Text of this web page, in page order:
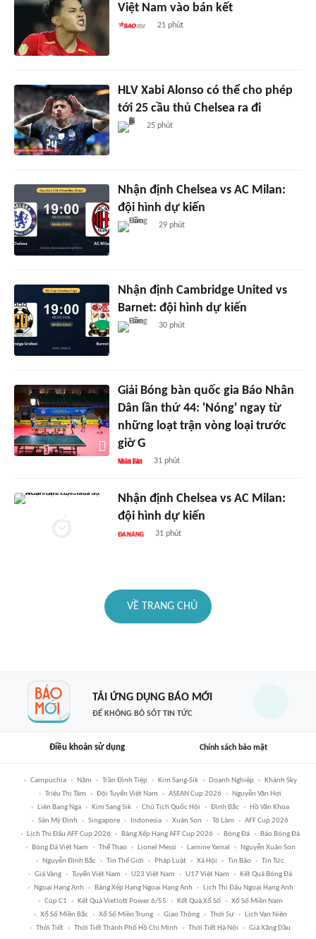
Việt Nam vào bán kết
21 phút
HLV Xabi Alonso có thể cho phép
tới 25 cầu thủ Chelsea ra đi
25 phút
Nhận định Chelsea vs AC Milan:
đội hình dự kiến
29 phút
Nhận định Cambridge United vs
Barnet: đội hình dự kiến
30 phút
Giải Bóng bàn quốc gia Báo Nhân
Dân lần thứ 44: 'Nóng' ngay từ
những loạt trận vòng loại trước
giờ G
31 phút
Nhận định Chelsea vs AC Milan:
đội hình dự kiến
31 phút
VỀ TRANG CHỦ
TẢI ỨNG DỤNG BÁO MỚI
ĐỂ KHÔNG BỎ SÓT TIN TỨC
Điều khoản sử dụng Chính sách bảo mật
Campuchia Năm Trần Đình Tiệp Kim Sang-Sik Doanh Nghiệp
Khánh Sky
Triệu Thị Tâm
Đội Tuyển Việt Nam ASEAN Cup 2026
Nguyễn Văn Hợi
Liên Bang Nga
Kim Sang Sik Chủ Tịch Quốc Hội Đình Bắc
Hồ Văn Khoa
Sân Mỹ Đình
Singapore Indonesia Xuân Son Tô Lâm
AFF Cup 2026
Lịch Thi Đấu AFF Cup 2026
Bảng Xếp Hạng AFF Cup 2026 Bóng Đá
Báo Bóng Đá
Bóng Đá Việt Nam
Thể Thao Lionel Messi Lamine Yamal
Nguyễn Xuân Son
Nguyễn Đình Bắc
Tin Thế Giới Pháp Luật Xã Hội Tin Bão
Tin Tức
Giá Vàng
Tuyển Việt Nam U23 Việt Nam U17 Việt Nam
Kết Quả Bóng Đá
Ngoại Hạng Anh
Bảng Xếp Hạng Ngoại Hạng Anh
Lịch Thi Đấu Ngoại Hạng Anh
Cúp C1
Kết Quả Vietlott Power 6/55 Kết Quả Xổ Số
Xổ Số Miền Nam
Xổ Số Miền Bắc
Xổ Số Miền Trung Giao Thông Thời Sự
Lịch Vạn Niên
Thời Tiết
Thời Tiết Thành Phố Hồ Chí Minh Thời Tiết Hà Nội Giá Xăng Dầu